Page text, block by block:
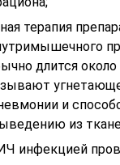
и
осложнений;
для